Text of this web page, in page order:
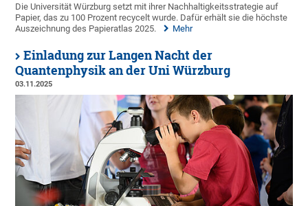
Die Universität Würzburg setzt mit ihrer Nachhaltigkeitsstrategie auf
Papier, das zu 100 Prozent recycelt wurde. Dafür erhält sie die höchste
Auszeichnung des Papieratlas 2025.
Mehr
Einladung zur Langen Nacht der
Quantenphysik an der Uni Würzburg
03.11.2025